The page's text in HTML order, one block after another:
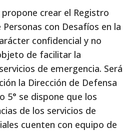
crear el Registro
con Desafíos en la
confidencial y no
de facilitar la
de emergencia. Será
la Dirección de Defensa
5° se dispone que los
de los servicios de
cuenten con equipo de